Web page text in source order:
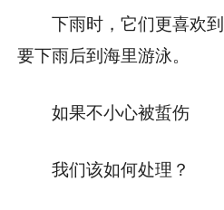
下雨时，它们更喜欢
要下雨后到海里游泳。
如果不小心被蜇伤
我们该如何处理？